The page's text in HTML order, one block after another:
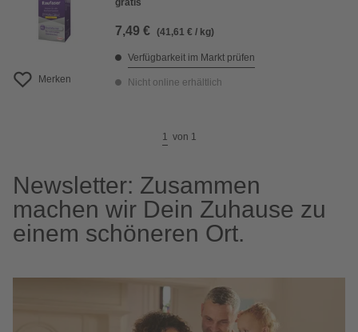
Merken
gratis
7,49 € (41,61 € / kg)
Verfügbarkeit im Markt prüfen
Nicht online erhältlich
1 von 1
Newsletter: Zusammen
machen wir Dein Zuhause zu
einem schöneren Ort.